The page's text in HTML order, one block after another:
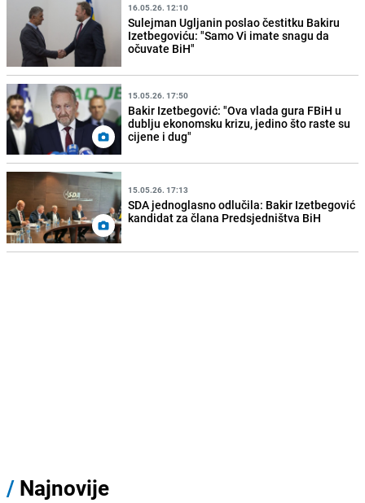
16.05.26. 12:10
Sulejman Ugljanin poslao čestitku Bakiru
Izetbegoviću: "Samo Vi imate snagu da
očuvate BiH"
15.05.26. 17:50
Bakir Izetbegović: "Ova vlada gura FBiH u
dublju ekonomsku krizu, jedino što raste su
cijene i dug"
15.05.26. 17:13
SDA jednoglasno odlučila: Bakir Izetbegović
kandidat za člana Predsjedništva BiH
/ Najnovije